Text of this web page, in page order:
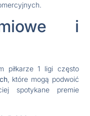
i
piłkarze 1 ligi często
, które mogą podwoić
spotykane premie